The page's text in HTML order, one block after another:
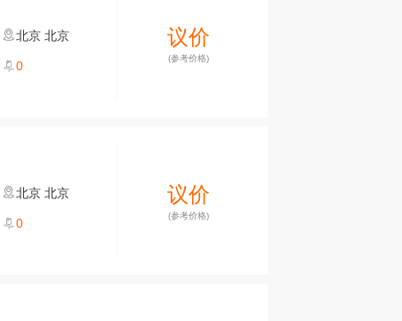
北京 北京
0
议价
(参考价格)
北京 北京
0
议价
(参考价格)